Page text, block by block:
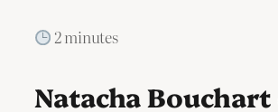
2 minutes
Natacha